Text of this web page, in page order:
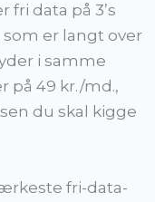
fri data på 3’s
er langt over
i samme
på 49 kr./md.,
du skal kigge
fri-data-